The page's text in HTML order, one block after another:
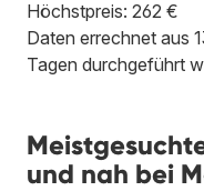
Höchstpreis: 262 €
Daten errechnet aus
Tagen durchgeführt
und nah bei